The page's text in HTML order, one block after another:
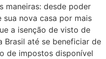
maneiras: desde poder
sua nova casa por mais
a isenção de visto de
Brasil até se beneficiar de
de impostos disponível